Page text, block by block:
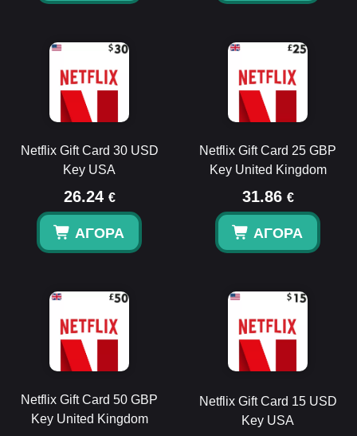
Netflix Gift Card 30 USD
Key USA
26.24 €
ΑΓΟΡΆ
Netflix Gift Card 25 GBP
Key United Kingdom
31.86 €
ΑΓΟΡΆ
Netflix Gift Card 50 GBP
Key United Kingdom
Netflix Gift Card 15 USD
Key USA